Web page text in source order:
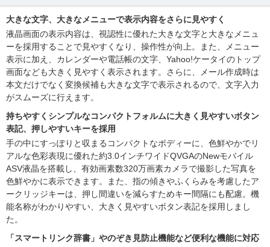
大きな文字、大きなメニューで表示内容をさらに見やすく
液晶画面の表示内容は、視認性に優れた大きな文字と大きなメニュ
ーを採用することで見やすくなり、操作性が向上。また、メニュー
表示に加え、カレンダーや電話帳の文字、Yahoo!ケータイのトップ
画面なども大きく見やすく表示されます。さらに、メール作成時は
本文だけでなく変換候補も大きな文字で表示されるので、文字入力
がスムーズに行えます。
持ちやすくシンプルなコンパクトフォルムに大きく見やすいボタン
表記、押しやすいキーを採用
手の中にすっぽりと収まるコンパクトなボディーに、色鮮やかでリ
アルな色彩表現に優れた約3.0インチワイドQVGAのNewモバイル
ASV液晶を搭載し、有効画素数320万画素カメラで撮影した写真を
色鮮やかに表示できます。また、指の傾きやふくらみを考慮したア
ークリッジキーは、押し間違いを減らすためキー間隔にも配慮。機
能名称がわかりやすい、大きく見やすいボタン表記を採用しまし
た。
「スマートリンク辞書」やのぞき見防止機能など便利な機能に対応